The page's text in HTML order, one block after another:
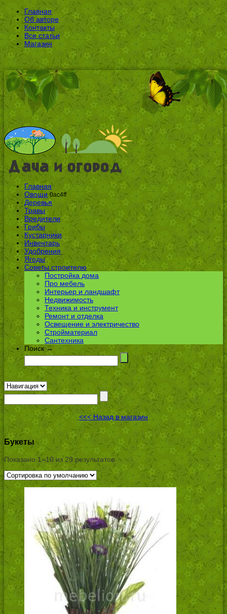
Главная
Об авторе
Контакты
Все статьи
Магазин
Главная
Овощи 0ac4ff
Деревья
Травы
Вредители
Грибы
Кустарники
Инвентарь
Удобрения
Ягоды
Советы строителю
Постройка дома
Про мебель
Интерьер и ландшафт
Недвижимость
Техника и инструмент
Ремонт и отделка
Освещение и электричество
Стройматериал
Сантехника
Поиск →
<<< Назад в магазин
Букеты
Показано 1–10 из 29 результатов